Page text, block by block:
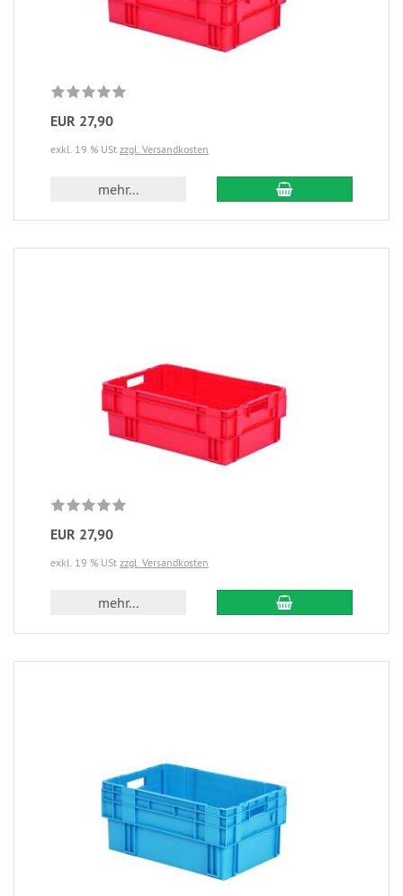
EUR 27,90
exkl. 19 % USt zzgl. Versandkosten
mehr...
EUR 27,90
exkl. 19 % USt zzgl. Versandkosten
mehr...